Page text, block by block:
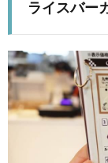
ライスバー